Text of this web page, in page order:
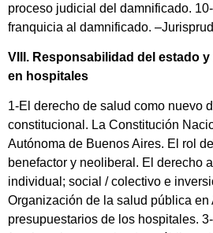
proceso judicial del damnificado.
franquicia al damnificado.
VIII. Responsabilidad del estado
en hospitales
1-El derecho de salud como nuevo
constitucional. La Constitución
Autónoma de Buenos Aires. El rol
benefactor y neoliberal. El derecho
individual; social / colectivo e
Organización de la salud pública en
presupuestarios de los hospitales.